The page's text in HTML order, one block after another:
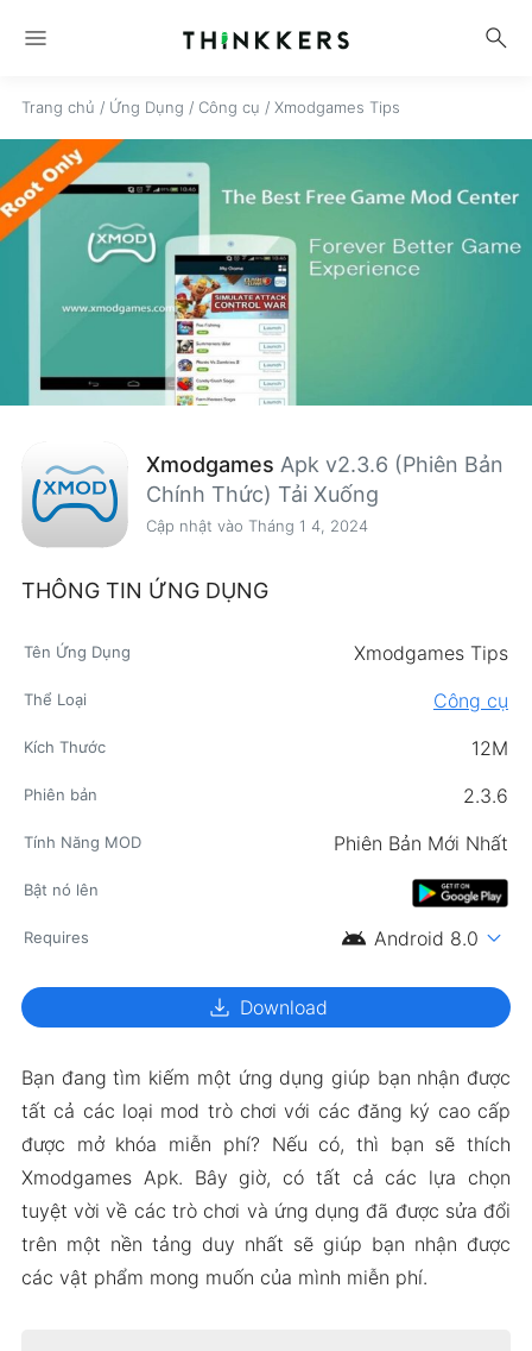
menu search
Trang chủ / Ứng Dụng / Công cụ / Xmodgames Tips
Xmodgames Apk v2.3.6 (Phiên Bản
Chính Thức) Tải Xuống
Cập nhật vào Tháng 1 4, 2024
THÔNG TIN ỨNG DỤNG
Tên Ứng Dụng Xmodgames Tips
Thể Loại Công cụ
Kích Thước 12M
Phiên bản 2.3.6
Tính Năng MOD Phiên Bản Mới Nhất
Bật nó lên
Requires android Android 8.0 expand_more
download Download
Bạn đang tìm kiếm một ứng dụng giúp bạn nhận được
tất cả các loại mod trò chơi với các đăng ký cao cấp
được mở khóa miễn phí? Nếu có, thì bạn sẽ thích
Xmodgames Apk. Bây giờ, có tất cả các lựa chọn
tuyệt vời về các trò chơi và ứng dụng đã được sửa đổi
trên một nền tảng duy nhất sẽ giúp bạn nhận được
các vật phẩm mong muốn của mình miễn phí.